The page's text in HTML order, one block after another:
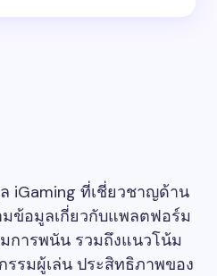
iGaming ที่เชี่ยวชาญด้าน
ข้อมูลเกี่ยวกับแพลตฟอร์ม
การพนัน รวมถึงแนวโน้ม
รมผู้เล่น ประสิทธิภาพของ